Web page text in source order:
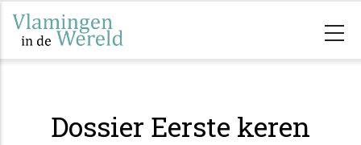
Skip
main
Dossier Eerste keren